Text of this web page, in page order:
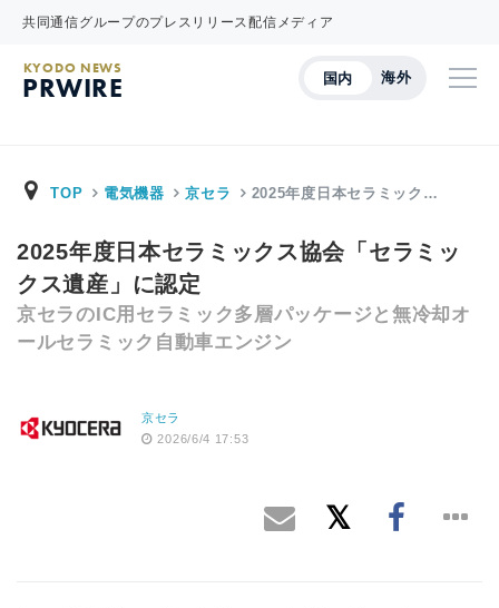
共同通信グループのプレスリリース配信メディア
国内 海外
KYODO NEWS
PRWIRE
TOP 電気機器 京セラ 2025年度日本セラミック…
2025年度日本セラミックス協会「セラミッ
クス遺産」に認定
京セラのIC用セラミック多層パッケージと無冷却オ
ールセラミック自動車エンジン
京セラ
2026/6/4 17:53